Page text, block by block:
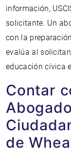
información,
solicitante. Un
con la
evalúa al
educación cívica
Contar
de